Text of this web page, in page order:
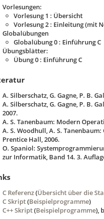
Vorlesungen:
Vorlesung 1 : Übersicht
Vorlesung 2 : Einleitung (mit
Globalübungen
Globalübung 0 : Einführung C
Übungsblätter:
Übung 0 : Einführung C
A. Silberschatz, G. Gagne, P. B.
A. Silberschatz, G. Gagne, P. B.
2007.
A. S. Tanenbaum: Modern
A. S. Woodhull, A. S.
Prentice Hall, 2006.
O. Spaniol:
zur Informatik, Band 14. 3.
C Referenz(Übersicht über die
C Skript(Beispielprogramme)
C++ Skript(Beispielprogramme),